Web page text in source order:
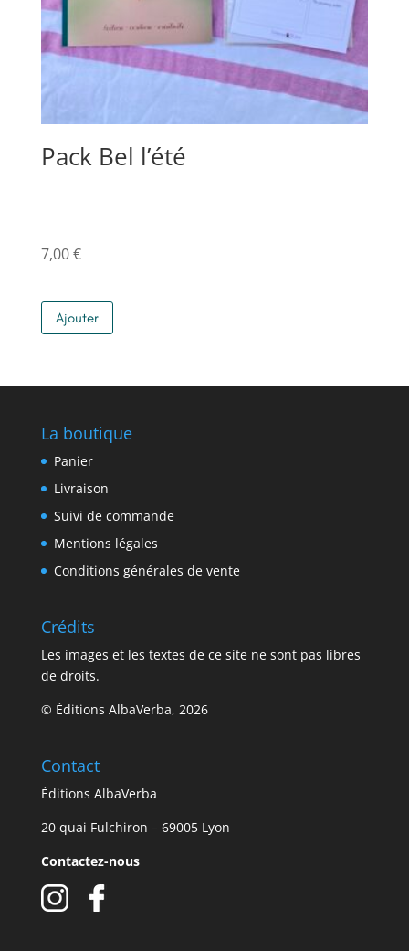
Pack Bel l’été
7,00€
Ajouter
La boutique
Panier
Livraison
Suivi de commande
Mentions légales
Conditions générales de vente
Crédits
Les images et les textes de ce site ne sont pas libres
de droits.
© Éditions AlbaVerba, 2026
Contact
Éditions AlbaVerba
20 quai Fulchiron – 69005 Lyon
Contactez-nous